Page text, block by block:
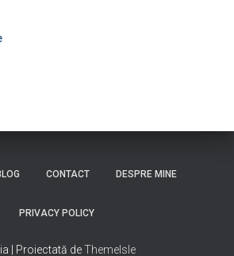
CONTACT DESPRE MINE
PRIVACY POLICY
| Proiectată deThemeIsle